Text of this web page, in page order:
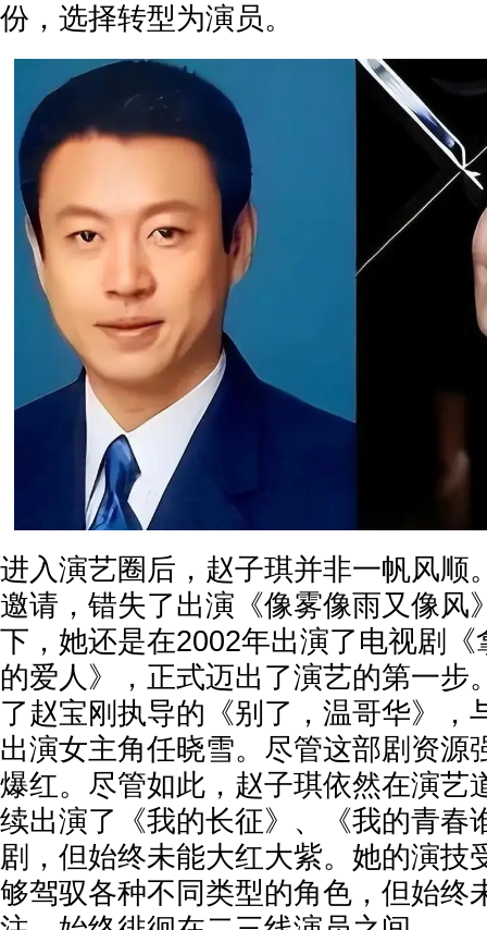
份，选择转型为演员。
进入演艺圈后，赵子琪并非一帆风顺
邀请，错失了出演《像雾像雨又像风
下，她还是在2002年出演了电视剧
的爱人》，正式迈出了演艺的第一步
了赵宝刚执导的《别了，温哥华》，
出演女主角任晓雪。尽管这部剧资源
爆红。尽管如此，赵子琪依然在演艺
续出演了《我的长征》、《我的青春
剧，但始终未能大红大紫。她的演技
够驾驭各种不同类型的角色，但始终